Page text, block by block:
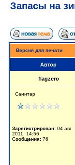
Запасы на
Версия для печати
Автор
flagzero
Санитар
Зарегистрирован: 04 авг
2011, 14:56
Сообщения: 76